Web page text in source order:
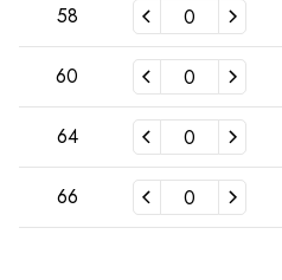
58
60
64
66